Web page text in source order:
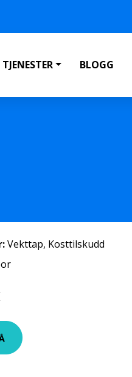
TJENESTER BLOGG
Vekttap, Kosttilskudd